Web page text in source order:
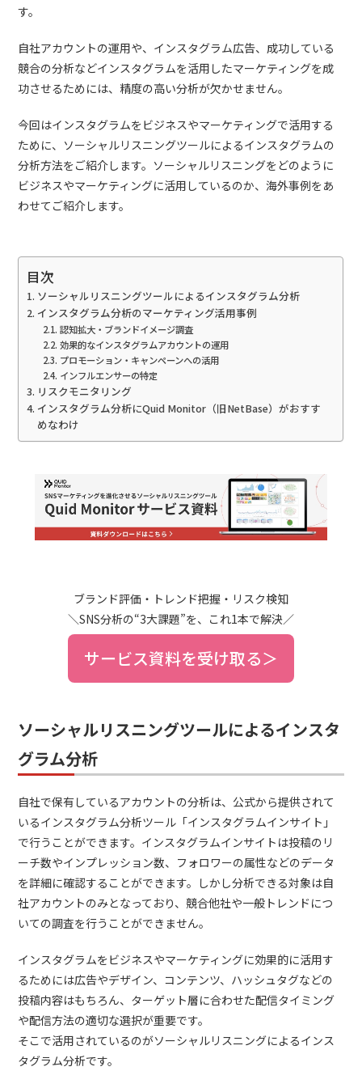
す。
自社アカウントの運用や、インスタグラム広告、成功している
競合の分析などインスタグラムを活用したマーケティングを成
功させるためには、精度の高い分析が欠かせません。
今回はインスタグラムをビジネスやマーケティングで活用する
ために、ソーシャルリスニングツールによるインスタグラムの
分析方法をご紹介します。ソーシャルリスニングをどのように
ビジネスやマーケティングに活用しているのか、海外事例をあ
わせてご紹介します。
目次
ソーシャルリスニングツールによるインスタグラム分析
インスタグラム分析のマーケティング活用事例
認知拡大・ブランドイメージ調査
効果的なインスタグラムアカウントの運用
プロモーション・キャンペーンへの活用
インフルエンサーの特定
リスクモニタリング
インスタグラム分析にQuid Monitor（旧NetBase）がおすす
めなわけ
ブランド評価・トレンド把握・リスク検知
＼SNS分析の“3大課題”を、これ1本で解決／
サービス資料を受け取る＞
ソーシャルリスニングツールによるインスタ
グラム分析
自社で保有しているアカウントの分析は、公式から提供されて
いるインスタグラム分析ツール「インスタグラムインサイト」
で行うことができます。インスタグラムインサイトは投稿のリ
ーチ数やインプレッション数、フォロワーの属性などのデータ
を詳細に確認することができます。しかし分析できる対象は自
社アカウントのみとなっており、競合他社や一般トレンドにつ
いての調査を行うことができません。
インスタグラムをビジネスやマーケティングに効果的に活用す
るためには広告やデザイン、コンテンツ、ハッシュタグなどの
投稿内容はもちろん、ターゲット層に合わせた配信タイミング
や配信方法の適切な選択が重要です。
そこで活用されているのがソーシャルリスニングによるインス
タグラム分析です。